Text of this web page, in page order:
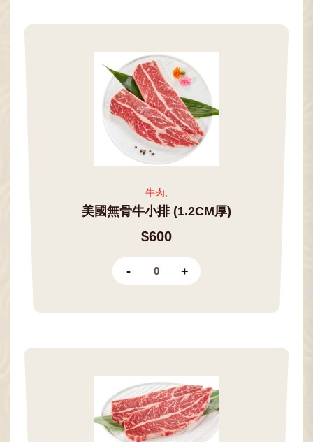
牛肉,
美國無骨牛小排 (1.2CM厚)
$600
- +